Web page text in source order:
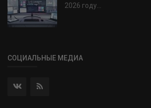
2026 году...
СОЦИАЛЬНЫЕ МЕДИА